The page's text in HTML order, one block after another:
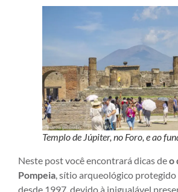
Templo de Júpiter, no Foro, e ao
Neste post você encontrará dicas deo
Pompeia , sítio arqueológico
desde 1997, devido à inigualável